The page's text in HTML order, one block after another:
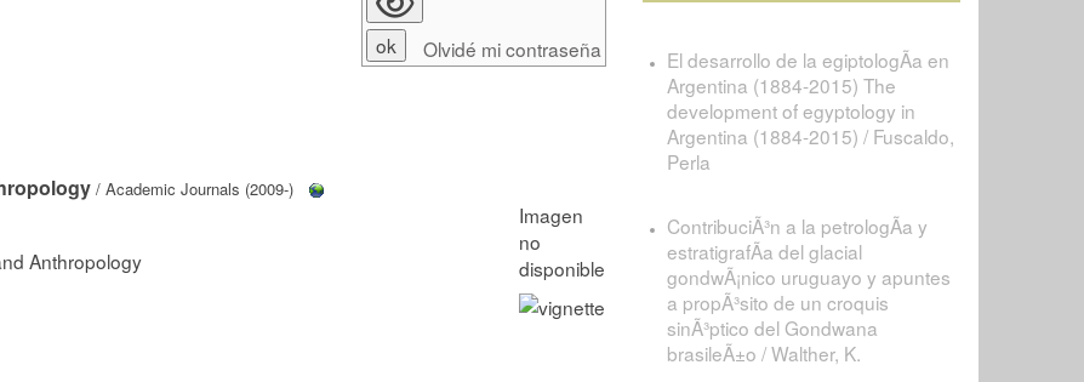
/ Academic Journals (2009-)
Anthropology
Olvidé mi contraseña
El desarrollo de la egiptologÃ­a en
Argentina (1884-2015) The
development of egyptology in
Argentina (1884-2015) / Fuscaldo,
Perla
ContribuciÃ³n a la petrologÃ­a y
estratigrafÃ­a del glacial
gondwÃ¡nico uruguayo y apuntes
a propÃ³sito de un croquis
sinÃ³ptico del Gondwana
brasileÃ±o / Walther, K.